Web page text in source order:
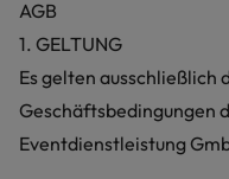
AGB
1. GELTUNG
Es gelten ausschließlich
Geschäftsbedingungen
Eventdienstleistung